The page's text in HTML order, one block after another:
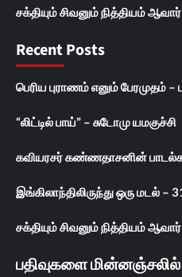
சக்தியும் சிவனும் நித்தியம்
Recent Posts
பெரிய புராணம் எனும் பேரமுதம் –
“லிட்டில் பாய்” – சுடோமு யமகுச்சி
கவியரசர் கண்ணதாசனின்
இங்கிலாந்திலிருந்து ஒரு மடல் –
சக்தியும் சிவனும் நித்தியம்
பதிவுகளை